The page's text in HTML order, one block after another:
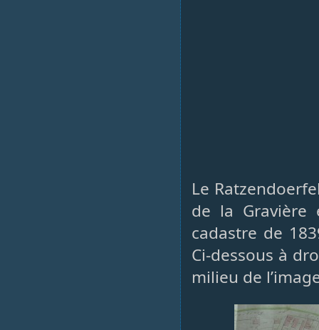
Le
de la Gravière
cadastre de
Ci-dessous à
milieu de